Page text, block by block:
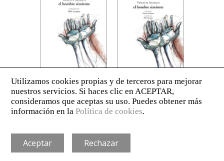
AVISO LEGAL POLÍTICA DE PRIVACIDAD